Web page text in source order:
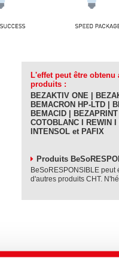
L'effet peut être obtenu
produits :
BEZAKTIV ONE |
BEMACRON HP-LTD |
BEMACID |
COTOBLANC I REWIN I
INTENSOL et PAFIX
Produits
BeSoRESPONSIBLE
d'autres produits CHT.